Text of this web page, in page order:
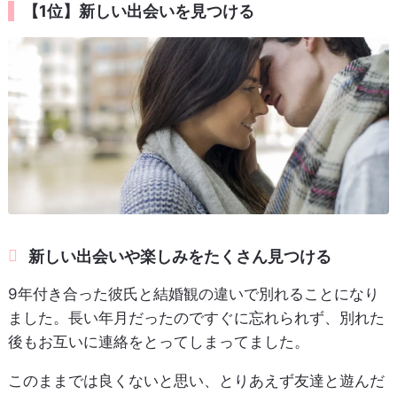
【1位】新しい出会いを見つける
新しい出会いや楽しみをたくさん見つける
9年付き合った彼氏と結婚観の違いで別れることになり
ました。長い年月だったのですぐに忘れられず、別れた
後もお互いに連絡をとってしまってました。
このままでは良くないと思い、とりあえず友達と遊んだ